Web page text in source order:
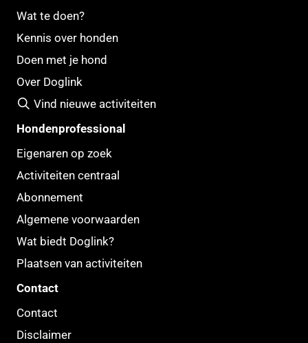
Wat te doen?
Kennis over honden
Doen met je hond
Over Doglink
Vind nieuwe activiteiten
Hondenprofessional
Eigenaren op zoek
Activiteiten centraal
Abonnement
Algemene voorwaarden
Wat biedt Doglink?
Plaatsen van activiteiten
Contact
Contact
Disclaimer